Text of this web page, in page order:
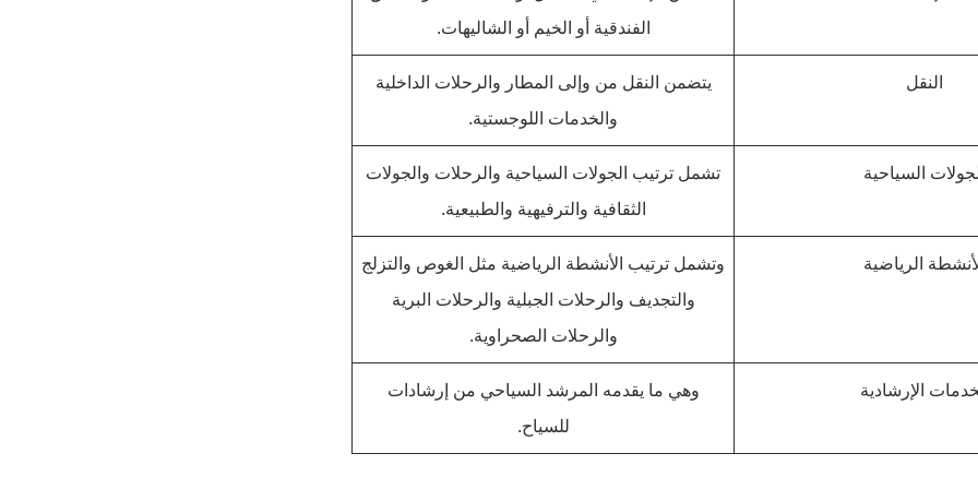
الفندقية أو الخيم أو الشاليهات.
النقل
يتضمن النقل من وإلى المطار والرحلات الداخلية
والخدمات اللوجستية.
السياحية
تشمل ترتيب الجولات السياحية والرحلات والجولات
الثقافية والترفيهية والطبيعية.
الرياضية
وتشمل ترتيب الأنشطة الرياضية مثل الغوص والتزلج
والتجديف والرحلات الجبلية والرحلات البرية
والرحلات الصحراوية.
الإرشادية
وهي ما يقدمه المرشد السياحي من إرشادات
للسياح.